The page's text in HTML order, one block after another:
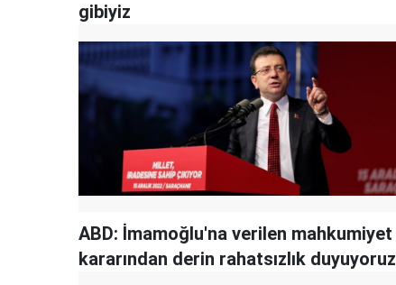
gibiyiz
ABD: İmamoğlu'na verilen mahkumiyet
kararından derin rahatsızlık duyuyoruz